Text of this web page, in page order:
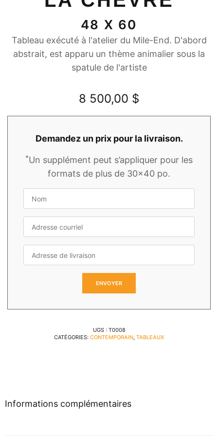
48 X 60
Tableau exécuté à l'atelier du Mile-End. D'abord
abstrait, est apparu un thème animalier sous la
spatule de l'artiste
8 500,00 $
Demandez un prix pour la livraison.
*Un supplément peut s’appliquer pour les
formats de plus de 30x40 po.
UGS : T0008
CATÉGORIES: CONTEMPORAIN, TABLEAUX
Informations complémentaires